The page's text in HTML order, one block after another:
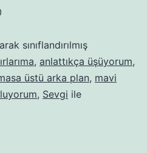
sınıflandırılmış
, anlattıkça üşüyorum,
üstü arka plan, mavi
, Sevgi ile